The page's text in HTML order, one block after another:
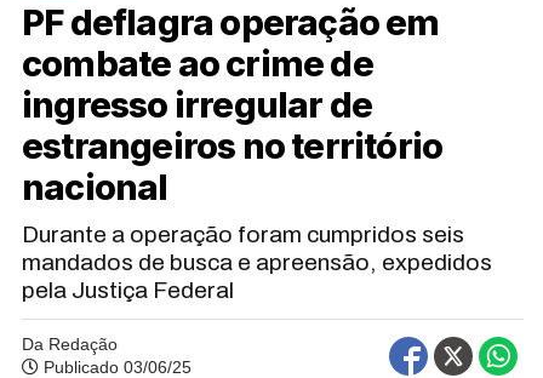
PF deflagra operação em
combate ao crime de
ingresso irregular de
estrangeiros no território
nacional
Durante a operação foram cumpridos seis
mandados de busca e apreensão, expedidos
pela Justiça Federal
Da Redação
Publicado 03/06/25